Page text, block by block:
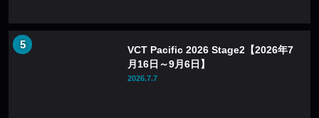
VCT Pacific 2026 Stage2【2026年7
月16日～9月6日】
2026.7.7